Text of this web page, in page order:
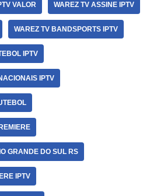
VALOR WAREZ TV ASSINE IPTV
WAREZ TV BANDSPORTS IPTV
IPTV
IPTV
GRANDE DO SUL RS
IPTV